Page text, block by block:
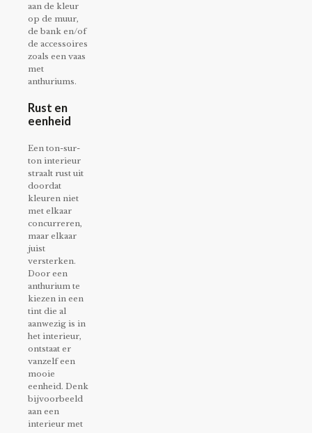
aan de kleur
op de muur,
de bank en/of
de accessoires
zoals een vaas
met
anthuriums.
Rust en
eenheid
Een ton-sur-
ton interieur
straalt rust uit
doordat
kleuren niet
met elkaar
concurreren,
maar elkaar
juist
versterken.
Door een
anthurium te
kiezen in een
tint die al
aanwezig is in
het interieur,
ontstaat er
vanzelf een
mooie
eenheid. Denk
bijvoorbeeld
aan een
interieur met